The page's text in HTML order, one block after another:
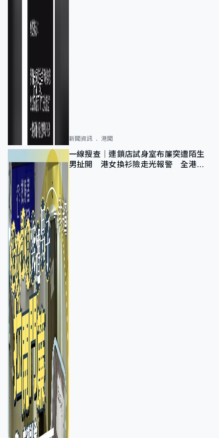
新聞資訊 港聞
一線搜查｜連鎖店試身室布簾突遭陌生
男扯開 港女換衫險走光報警 全港分